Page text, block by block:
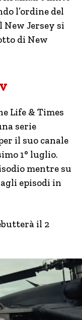
l’ordine del
New Jersey si
di New
Life & Times
serie
il suo canale
1° luglio.
mentre su
episodi in
il 2